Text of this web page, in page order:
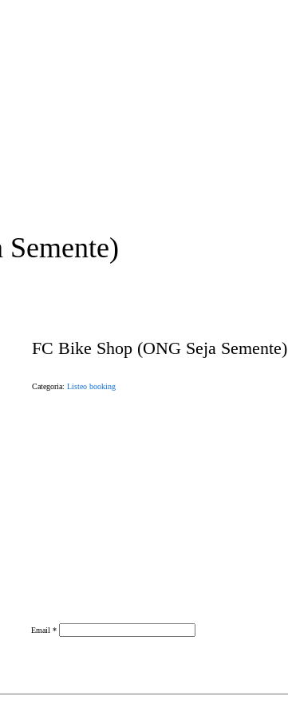
FC Bike Shop (ONG Seja Semente)
Categoria: Listeo booking
Email *